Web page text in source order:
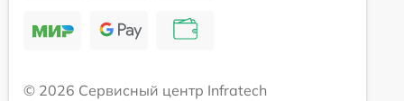
© 2026 Сервисный центр Infratech